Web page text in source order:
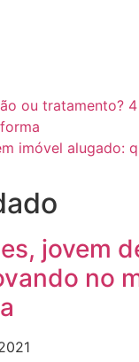
ou tratamento?
imóvel alugado:
jovem
no